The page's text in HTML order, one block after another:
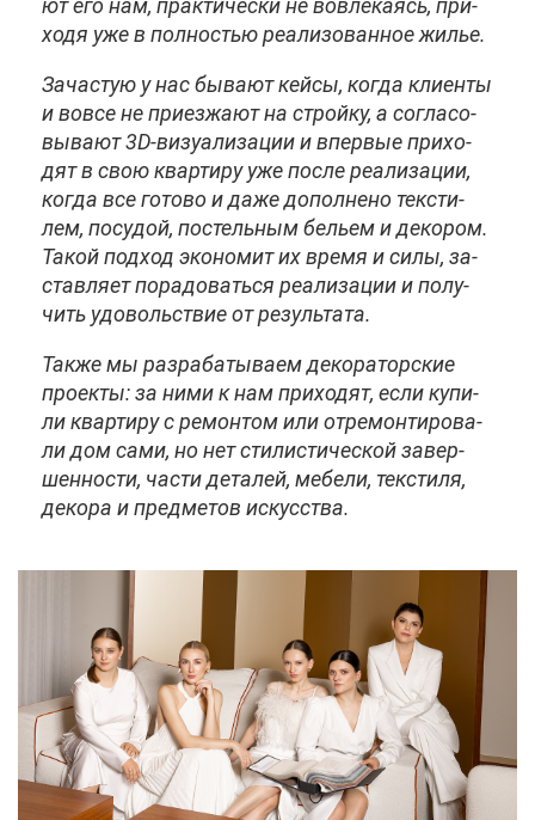
ют его нам, прак­ти­че­ски не во­вле­ка­ясь, при­
хо­дя уже в пол­но­стью ре­а­ли­зо­ван­ное жи­лье.
За­ча­стую у нас бы­ва­ют кей­сы, ко­гда кли­ен­ты
и во­все не при­ез­жа­ют на строй­ку, а со­гла­со­
вы­ва­ют 3D-ви­зу­а­ли­за­ции и впер­вые при­хо­
дят в свою квар­ти­ру уже по­сле ре­а­ли­за­ции,
ко­гда все го­то­во и да­же до­пол­не­но тек­сти­
лем, по­су­дой, по­стель­ным бе­льем и де­ко­ром.
Та­кой под­ход эко­но­мит их вре­мя и си­лы, за­
став­ля­ет по­ра­до­вать­ся ре­а­ли­за­ции и по­лу­
чить удо­воль­ствие от ре­зуль­та­та.
Та­к­же мы раз­ра­ба­ты­ва­ем де­ко­ра­тор­ские
про­ек­ты: за ни­ми к нам при­хо­дят, ес­ли ку­пи­
ли квар­ти­ру с ре­мон­том или от­ре­мон­ти­ро­ва­
ли дом са­ми, но нет сти­ли­сти­че­ской за­вер­
шен­но­сти, ча­сти де­та­лей, ме­бе­ли, тек­сти­ля,
де­ко­ра и пред­ме­тов ис­кус­ства.